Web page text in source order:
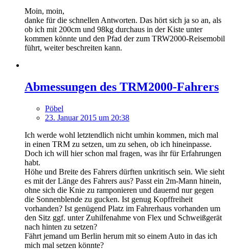
Moin, moin,
danke für die schnellen Antworten. Das hört sich ja so an, als
ob ich mit 200cm und 98kg durchaus in der Kiste unter
kommen könnte und den Pfad der zum TRW2000-Reisemobil
führt, weiter beschreiten kann.
Abmessungen des TRM2000-Fahrers
Pöbel
23. Januar 2015 um 20:38
Ich werde wohl letztendlich nicht umhin kommen, mich mal
in einen TRM zu setzen, um zu sehen, ob ich hineinpasse.
Doch ich will hier schon mal fragen, was ihr für Erfahrungen
habt.
Höhe und Breite des Fahrers dürften unkritisch sein. Wie sieht
es mit der Länge des Fahrers aus? Passt ein 2m-Mann hinein,
ohne sich die Knie zu ramponieren und dauernd nur gegen
die Sonnenblende zu gucken. Ist genug Kopffreiheit
vorhanden? Ist genügend Platz im Fahrerhaus vorhanden um
den Sitz ggf. unter Zuhilfenahme von Flex und Schweißgerät
nach hinten zu setzen?
Fährt jemand um Berlin herum mit so einem Auto in das ich
mich mal setzen könnte?